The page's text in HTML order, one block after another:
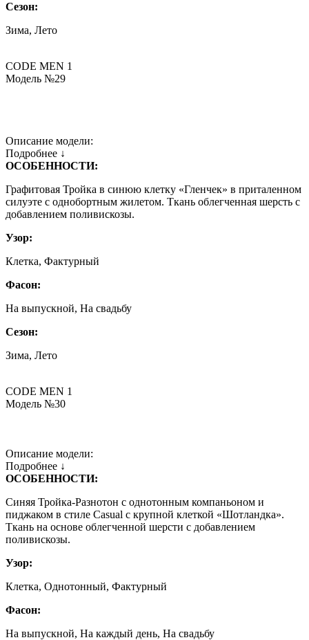
Сезон:
Зима, Лето
CODE MEN 1
Модель №29
Описание модели:
Подробнее ↓
ОСОБЕННОСТИ:
Графитовая Тройка в синюю клетку «Гленчек» в приталенном
силуэте с однобортным жилетом. Ткань облегченная шерсть с
добавлением поливискозы.
Узор:
Клетка, Фактурный
Фасон:
На выпускной, На свадьбу
Сезон:
Зима, Лето
CODE MEN 1
Модель №30
Описание модели:
Подробнее ↓
ОСОБЕННОСТИ:
Синяя Тройка-Разнотон с однотонным компаньоном и
пиджаком в стиле Сasual с крупной клеткой «Шотландка».
Ткань на основе облегченной шерсти с добавлением
поливискозы.
Узор:
Клетка, Однотонный, Фактурный
Фасон:
На выпускной, На каждый день, На свадьбу